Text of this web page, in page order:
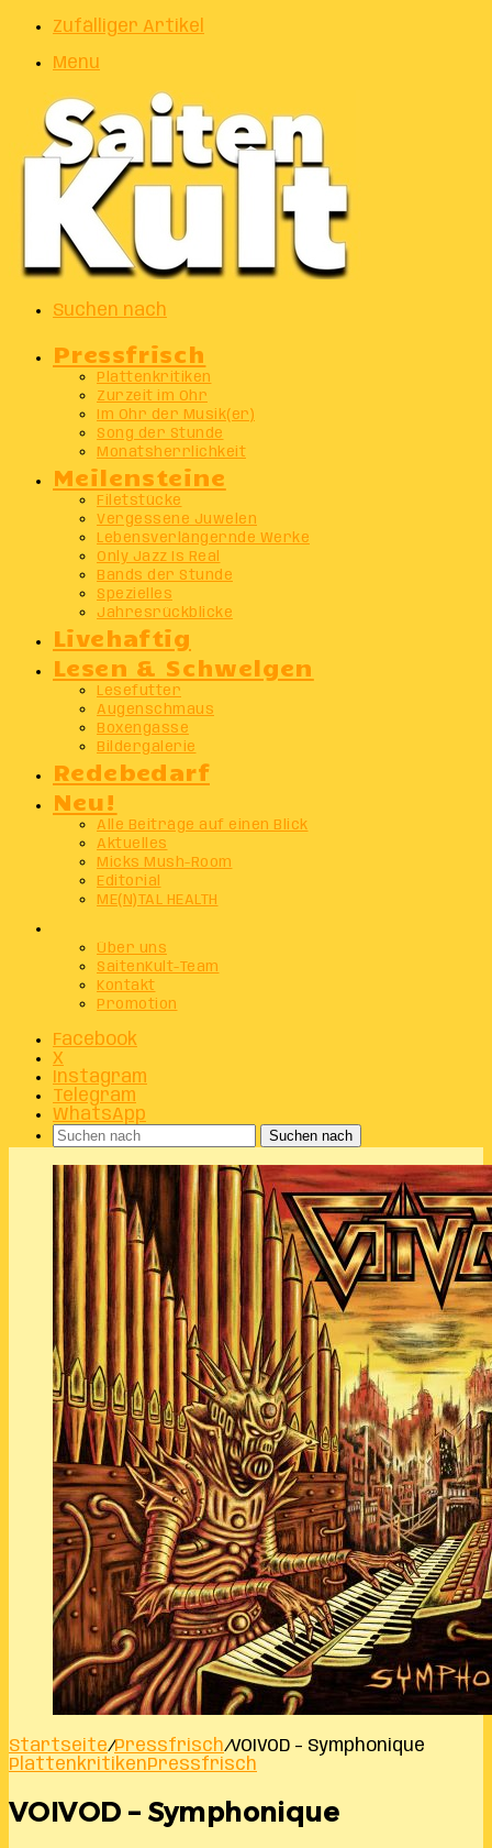
Zufälliger Artikel
Menu
Suchen nach
Pressfrisch
Plattenkritiken
Zurzeit im Ohr
Im Ohr der Musik(er)
Song der Stunde
Monatsherrlichkeit
Meilensteine
Filetstücke
Vergessene Juwelen
Lebensverlängernde Werke
Only Jazz Is Real
Bands der Stunde
Spezielles
Jahresrückblicke
Livehaftig
Lesen & Schwelgen
Lesefutter
Augenschmaus
Boxengasse
Bildergalerie
Redebedarf
Neu!
Alle Beiträge auf einen Blick
Aktuelles
Micks Mush-Room
Editorial
ME(N)TAL HEALTH
Über uns
SaitenKult-Team
Kontakt
Promotion
Facebook
X
Instagram
Telegram
WhatsApp
Suchen nach
Startseite/Pressfrisch/VOIVOD – Symphonique
PlattenkritikenPressfrisch
VOIVOD – Symphonique